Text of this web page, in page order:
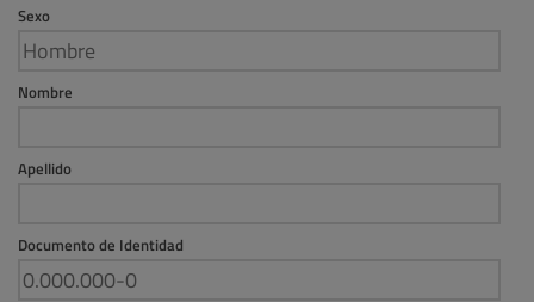
Sexo
Nombre
Apellido
Documento de Identidad